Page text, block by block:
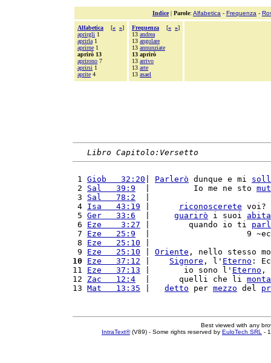
Indice| Parole: Alfabetica - Frequenza -
Alfabetica [« »]
aprirgli 1
aprirla 1
aprirne 1
aprirò 13
aprirono 7
aprirsi 1
aprite 4
Frequenza [« »]
13 andrea
13 angolare
13 annunziate
13 aprirò
13 arrivo
13 arte
13 asael
Libro Capitolo:Versetto
1 Giob   32:20 Parlerò dunque e mi
2 Sal   39:9
  |         Io me ne sto
3 Sal   78:2
4 Isa   43:19 riconoscerete
5 Ger   33:6 guarirò i suoi
6 Eze    3:27 |        quando io ti
7 Eze   25:9
|                    9
8 Eze   25:10
9 Eze   25:10 Oriente , nello stesso
10
Eze   37:12 Signore , l' Eterno :
11 Eze   37:13 |       io sono l' Eterno ,
12 Zac   12:4
  |      quelli che li
13 Mat   13:35 detto per mezzo del
Best viewed with any
IntraText®(V89) - Some rights reserved by EuloTech SRL -